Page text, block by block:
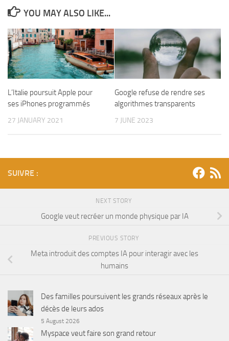
YOU MAY ALSO LIKE...
L’Italie poursuit Apple pour
ses iPhones programmés
27 JANUARY 2021
Google refuse de rendre ses
algorithmes transparents
7 JUNE 2023
SUIVRE :
NEXT STORY
Google veut recréer un monde physique par IA
PREVIOUS STORY
Meta introduit des comptes IA pour interagir avec les
humains
Des familles poursuivent les grands réseaux après le
décès de leurs ados
5 August 2026
Myspace veut faire son grand retour